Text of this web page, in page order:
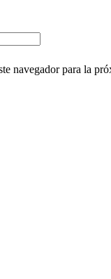
navegador para la